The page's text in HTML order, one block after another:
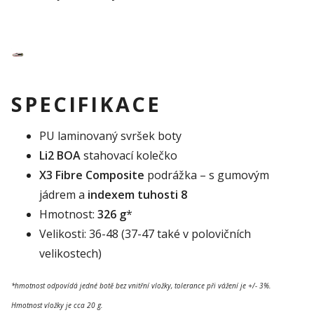
SPECIFIKACE
PU laminovaný svršek boty
Li2 BOAstahovací kolečko
X3 Fibre Composite podrážka – s gumovým
jádrem a indexem tuhosti 8
Hmotnost: 326 g*
Velikosti: 36-48 (37-47 také v polovičních
velikostech)
*hmotnost odpovídá jedné botě bez vnitřní vložky, tolerance při vážení je +/- 3%.
Hmotnost vložky je cca 20 g.